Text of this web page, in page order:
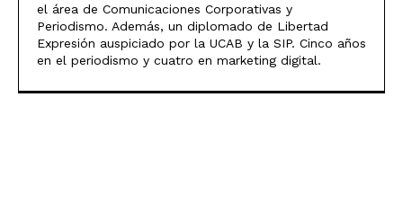
el área de Comunicaciones Corporativas y
Periodismo. Además, un diplomado de Libertad
Expresión auspiciado por la UCAB y la SIP. Cinco años
en el periodismo y cuatro en marketing digital.